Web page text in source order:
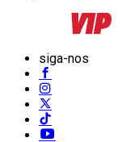
siga-nos